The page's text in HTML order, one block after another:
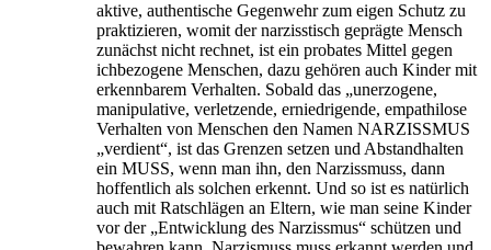
aktive, authentische Gegenwehr zum eigen Schutz zu
praktizieren, womit der narzisstisch geprägte Mensch
zunächst nicht rechnet, ist ein probates Mittel gegen
ichbezogene Menschen, dazu gehören auch Kinder mit
erkennbarem Verhalten. Sobald das „unerzogene,
manipulative, verletzende, erniedrigende, empathilose
Verhalten von Menschen den Namen NARZISSMUS
„verdient“, ist das Grenzen setzen und Abstandhalten
ein MUSS, wenn man ihn, den Narzissmuss, dann
hoffentlich als solchen erkennt. Und so ist es natürlich
auch mit Ratschlägen an Eltern, wie man seine Kinder
vor der „Entwicklung des Narzissmus“ schützen und